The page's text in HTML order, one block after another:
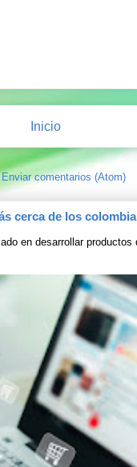
Inicio
Enviar comentarios (Atom)
cerca de los
en desarrollar